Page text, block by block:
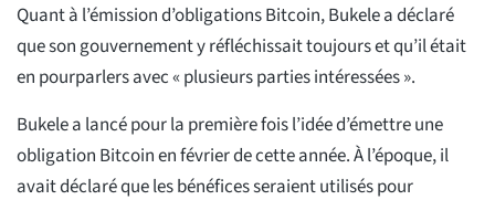
Quant à l’émission d’obligations Bitcoin, Bukele a déclaré
que son gouvernement y réfléchissait toujours et qu’il était
en pourparlers avec « plusieurs parties intéressées ».
Bukele a lancé pour la première fois l’idée d’émettre une
obligation Bitcoin en février de cette année. À l’époque, il
avait déclaré que les bénéfices seraient utilisés pour